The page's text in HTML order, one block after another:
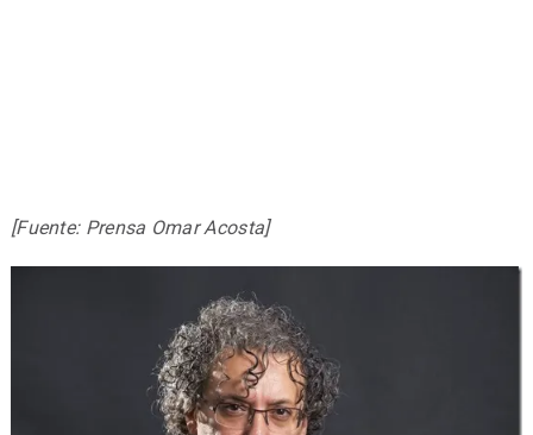
[Fuente: Prensa Omar Acosta]